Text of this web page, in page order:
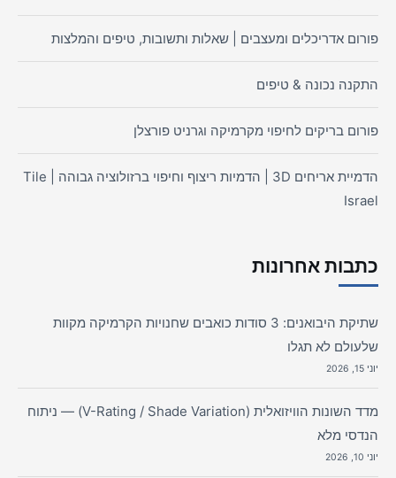
פורום אדריכלים ומעצבים | שאלות ותשובות, טיפים והמלצות
התקנה נכונה & טיפים
פורום בריקים לחיפוי מקרמיקה וגרניט פורצלן
הדמיית אריחים 3D | הדמיות ריצוף וחיפוי ברזולוציה גבוהה | Tile
Israel
כתבות אחרונות
שתיקת היבואנים: 3 סודות כואבים שחנויות הקרמיקה מקוות
שלעולם לא תגלו
יוני 15, 2026
מדד השונות הוויזואלית (V-Rating / Shade Variation) — ניתוח
הנדסי מלא
יוני 10, 2026